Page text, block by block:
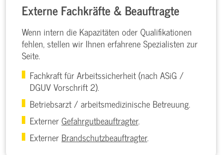
Externe Fachkräfte & Beauftragte
Wenn intern die Kapazitäten oder Qualifikationen
fehlen, stellen wir Ihnen erfahrene Spezialisten zur
Seite.
Fachkraft für Arbeitssicherheit (nach ASiG /
DGUV Vorschrift 2).
Betriebsarzt / arbeitsmedizinische Betreuung.
ExternerGefahrgutbeauftragter.
Externer Brandschutzbeauftragter.